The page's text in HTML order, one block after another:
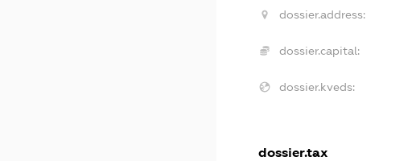
dossier.address:
dossier.capital:
dossier.kveds:
dossier.tax